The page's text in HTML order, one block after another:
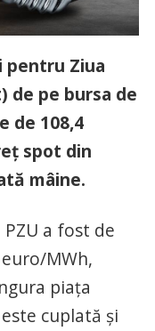
pentru Ziua
de pe bursa de
de 108,4
spot din
mâine.
a fost de
MWh,
piața
cuplată și